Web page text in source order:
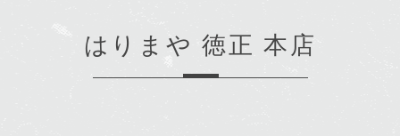
はりまや 徳正 本店